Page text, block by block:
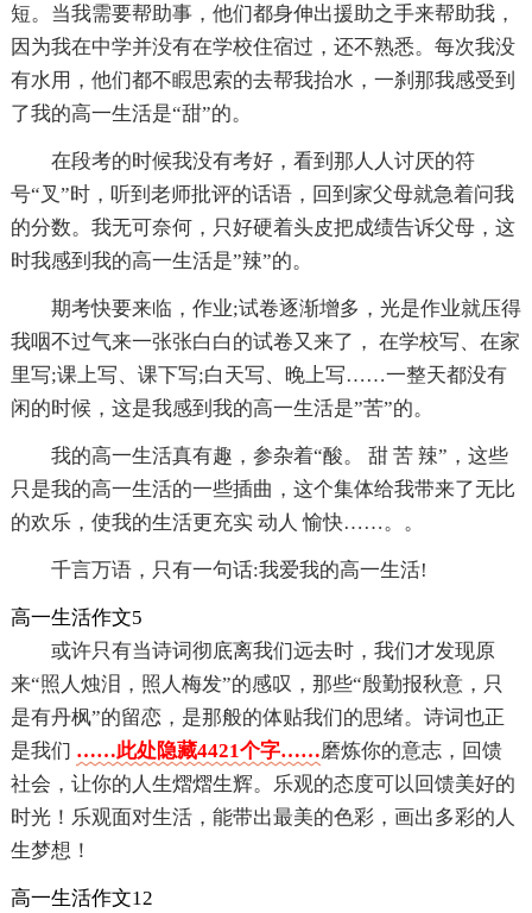
短。当我需要帮助事，他们都身伸出援助之手来帮助我，
因为我在中学并没有在学校住宿过，还不熟悉。每次我没
有水用，他们都不睱思索的去帮我抬水，一刹那我感受到
了我的高一生活是“甜”的。
在段考的时候我没有考好，看到那人人讨厌的符
号“叉”时，听到老师批评的话语，回到家父母就急着问我
的分数。我无可奈何，只好硬着头皮把成绩告诉父母，这
时我感到我的高一生活是”辣”的。
期考快要来临，作业;试卷逐渐增多，光是作业就压得
我咽不过气来一张张白白的试卷又来了， 在学校写、在家
里写;课上写、课下写;白天写、晚上写……一整天都没有
闲的时候，这是我感到我的高一生活是”苦”的。
我的高一生活真有趣，参杂着“酸。 甜 苦 辣”，这些
只是我的高一生活的一些插曲，这个集体给我带来了无比
的欢乐，使我的生活更充实 动人 愉快……。。
千言万语，只有一句话:我爱我的高一生活!
高一生活作文5
或许只有当诗词彻底离我们远去时，我们才发现原
来“照人烛泪，照人梅发”的感叹，那些“殷勤报秋意，只
是有丹枫”的留恋，是那般的体贴我们的思绪。诗词也正
是我们 ……此处隐藏4421个字……磨炼你的意志，回馈
社会，让你的人生熠熠生辉。乐观的态度可以回馈美好的
时光！乐观面对生活，能带出最美的色彩，画出多彩的人
生梦想！
高一生活作文12